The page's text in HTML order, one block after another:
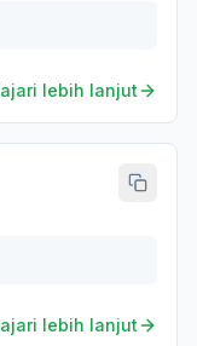
lebih lanjut
lebih lanjut